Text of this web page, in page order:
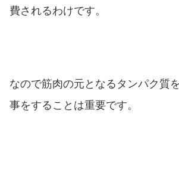
費されるわけです。
なので筋肉の元となるタンパク質
事をすることは重要です。